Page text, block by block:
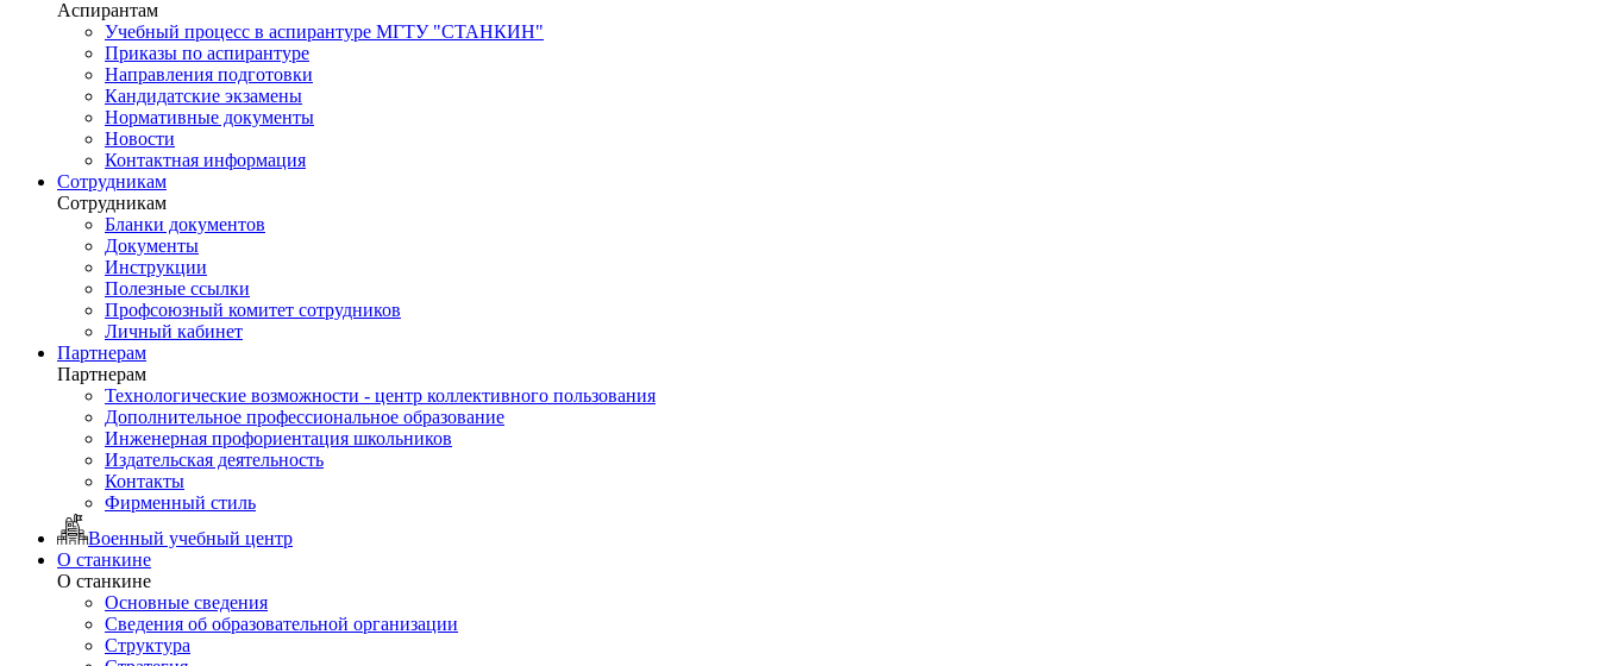
Аспирантам
Учебный процесс в аспирантуре МГТУ "СТАНКИН"
Приказы по аспирантуре
Направления подготовки
Кандидатские экзамены
Нормативные документы
Новости
Контактная информация
Сотрудникам
Сотрудникам
Бланки документов
Документы
Инструкции
Полезные ссылки
Профсоюзный комитет сотрудников
Личный кабинет
Партнерам
Партнерам
Технологические возможности - центр коллективного пользования
Дополнительное профессиональное образование
Инженерная профориентация школьников
Издательская деятельность
Контакты
Фирменный стиль
Военный учебный центр
О станкине
О станкине
Основные сведения
Сведения об образовательной организации
Структура